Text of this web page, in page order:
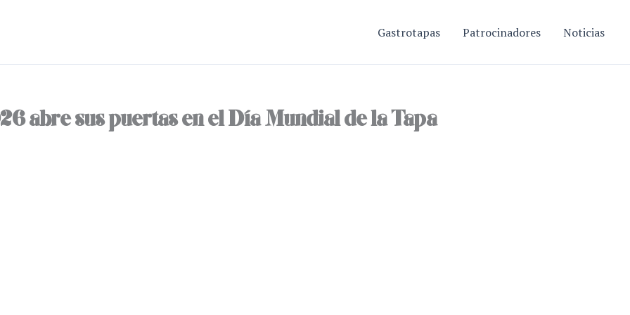
Gastrotapas Patrocinadores Noticias
abre sus puertas en el Día Mundial de la Tapa